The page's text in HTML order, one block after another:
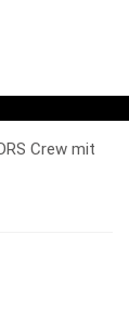
Crew mit